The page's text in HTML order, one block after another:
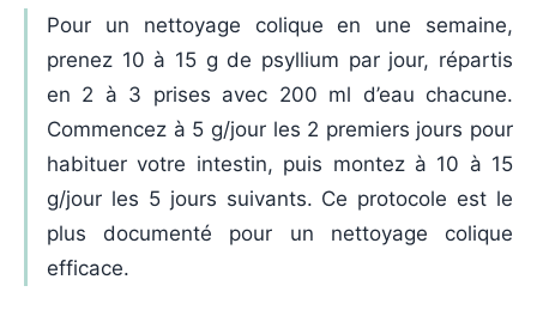
Pour un nettoyage colique en une semaine,
prenez 10 à 15 g de psyllium par jour, répartis
en 2 à 3 prises avec 200 ml d’eau chacune.
Commencez à 5 g/jour les 2 premiers jours pour
habituer votre intestin, puis montez à 10 à 15
g/jour les 5 jours suivants. Ce protocole est le
plus documenté pour un nettoyage colique
efficace.